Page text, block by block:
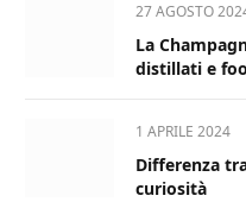
27 AGOSTO
La
distillati e
1 APRILE 2024
Differenza
curiosità